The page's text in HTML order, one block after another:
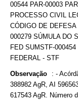
00544 PAR-00003
PROCESSO CIVIL
CÓDIGO DE
000279 SÚMULA DO
FED SUMSTF-
FEDERAL - STF
Observação : -
388982 AgR, AI
617543 AgR. Número